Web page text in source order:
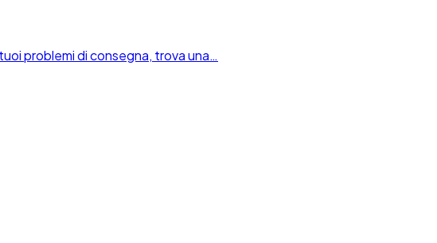
problemi di consegna, trova una…